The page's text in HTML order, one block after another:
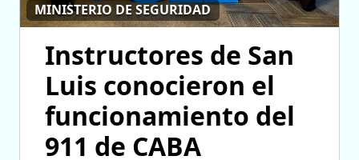
MINISTERIO DE SEGURIDAD
Instructores de San
Luis conocieron el
funcionamiento del
911 de CABA